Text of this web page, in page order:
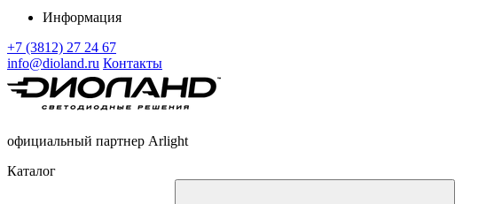
Информация
+7 (3812) 27 24 67
info@dioland.ru Контакты
официальный партнер Arlight
Каталог